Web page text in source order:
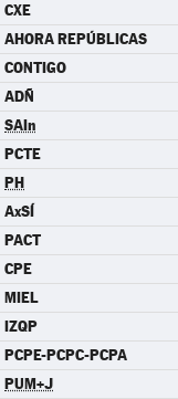
CXE
AHORA REPÚBLICAS
CONTIGO
ADÑ
SAIn
PCTE
PH
AxSÍ
PACT
CPE
MIEL
IZQP
PCPE-PCPC-PCPA
PUM+J